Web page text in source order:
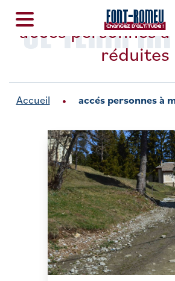
SE TENIR
accés personnes
réduites
Accueil accés personnes à